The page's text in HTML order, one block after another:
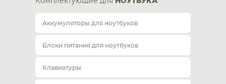
Аккумуляторы для ноутбуков
Блоки питания для ноутбуков
Клавиатуры